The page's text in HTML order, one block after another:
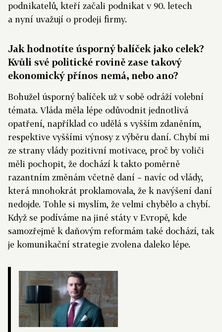
podnikatelů, kteří začali podnikat v 90. letech
a nyní uvažují o prodeji firmy.
Jak hodnotíte úsporný balíček jako celek?
Kvůli své politické rovině zase takový
ekonomický přínos nemá, nebo ano?
Bohužel úsporný balíček už v sobě odráží volební
témata. Vláda měla lépe odůvodnit jednotlivá
opatření, například co udělá s vyšším zdaněním,
respektive vyššími výnosy z výběru daní. Chybí mi
ze strany vlády pozitivní motivace, proč by voliči
měli pochopit, že dochází k takto poměrně
razantním změnám včetně daní – navíc od vlády,
která mnohokrát proklamovala, že k navýšení daní
nedojde. Tohle si myslím, že velmi chybělo a chybí.
Když se podíváme na jiné státy v Evropě, kde
samozřejmě k daňovým reformám také dochází, tak
je komunikační strategie zvolena daleko lépe.